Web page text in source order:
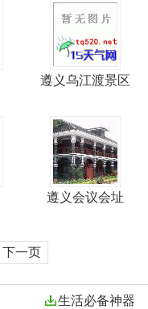
遵义乌江渡景区
遵义会议会址
下一页
生活必备神器